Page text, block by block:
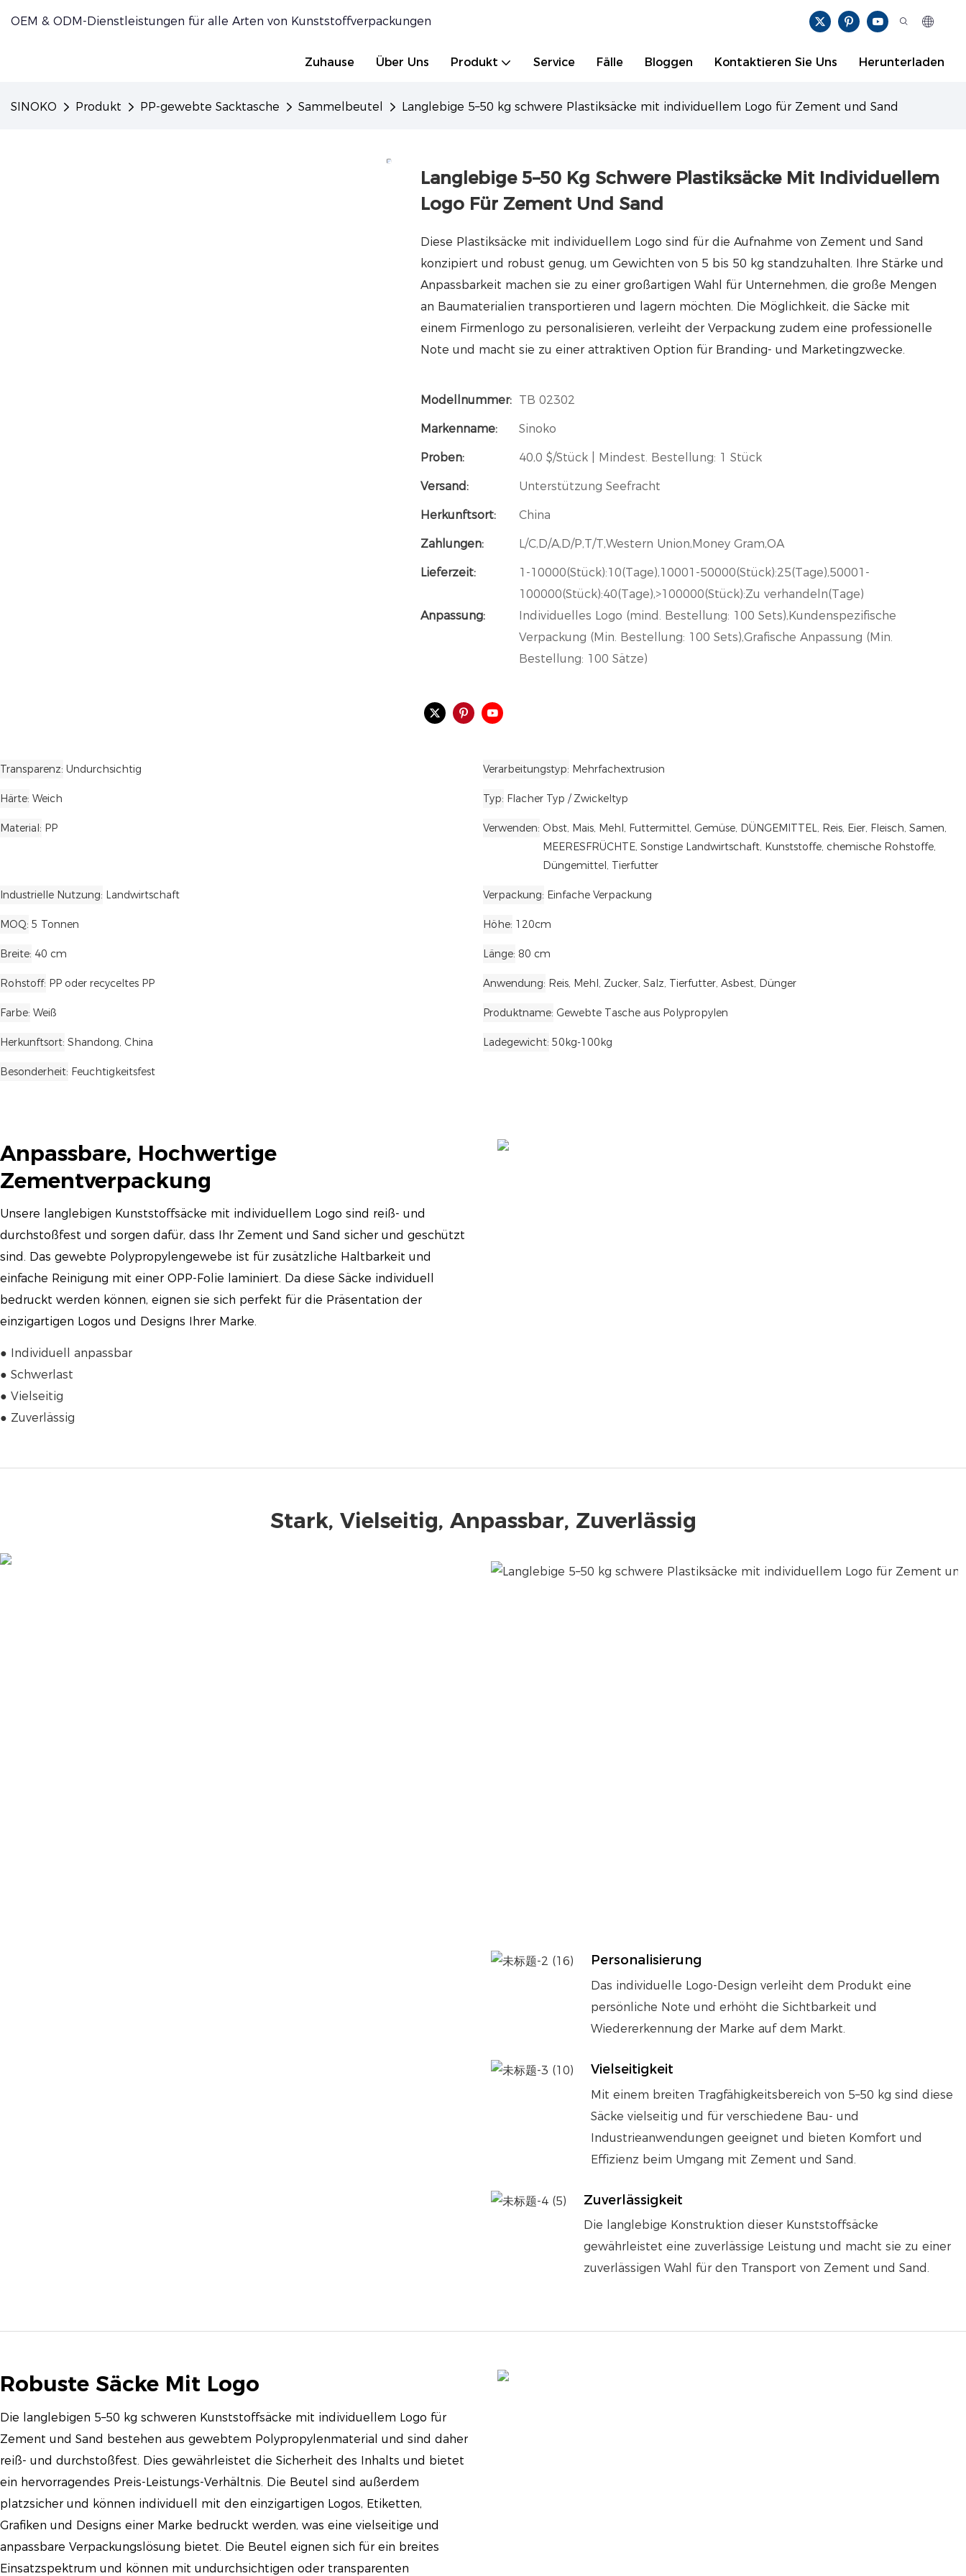
OEM & ODM-Dienstleistungen für alle Arten von Kunststoffverpackungen
Zuhause Über Uns Produkt Service Fälle Bloggen Kontaktieren Sie Uns Herunterladen
SINOKO Produkt PP-gewebte Sacktasche Sammelbeutel Langlebige 5–50 kg schwere Plastiksäcke mit individuellem Logo für Zement und Sand
Langlebige 5–50 Kg Schwere Plastiksäcke Mit Individuellem
Logo Für Zement Und Sand
Diese Plastiksäcke mit individuellem Logo sind für die Aufnahme von Zement und Sand
konzipiert und robust genug, um Gewichten von 5 bis 50 kg standzuhalten. Ihre Stärke und
Anpassbarkeit machen sie zu einer großartigen Wahl für Unternehmen, die große Mengen
an Baumaterialien transportieren und lagern möchten. Die Möglichkeit, die Säcke mit
einem Firmenlogo zu personalisieren, verleiht der Verpackung zudem eine professionelle
Note und macht sie zu einer attraktiven Option für Branding- und Marketingzwecke.
Modellnummer: TB 02302
Markenname: Sinoko
Proben: 40,0 $/Stück | Mindest. Bestellung: 1 Stück
Versand: Unterstützung Seefracht
Herkunftsort: China
Zahlungen: L/C,D/A,D/P,T/T,Western Union,Money Gram,OA
Lieferzeit:
1-10000(Stück):10(Tage),10001-50000(Stück):25(Tage),50001-
100000(Stück):40(Tage),>100000(Stück):Zu verhandeln(Tage)
Anpassung:
Individuelles Logo (mind. Bestellung: 100 Sets),Kundenspezifische
Verpackung (Min. Bestellung: 100 Sets),Grafische Anpassung (Min.
Bestellung: 100 Sätze)
Transparenz Undurchsichtig Verarbeitungstyp Mehrfachextrusion
Härte Weich Typ Flacher Typ / Zwickeltyp
Material PP Verwenden Obst, Mais, Mehl, Futtermittel, Gemüse, DÜNGEMITTEL, Reis, Eier, Fleisch, Samen,
MEERESFRÜCHTE, Sonstige Landwirtschaft, Kunststoffe, chemische Rohstoffe,
Düngemittel, Tierfutter
Industrielle Nutzung Landwirtschaft Verpackung Einfache Verpackung
MOQ 5 Tonnen Höhe 120cm
Breite 40 cm Länge 80 cm
Rohstoff PP oder recyceltes PP Anwendung Reis, Mehl, Zucker, Salz, Tierfutter, Asbest, Dünger
Farbe Weiß Produktname Gewebte Tasche aus Polypropylen
Herkunftsort Shandong, China Ladegewicht 50kg-100kg
Besonderheit Feuchtigkeitsfest
Anpassbare, Hochwertige
Zementverpackung
Unsere langlebigen Kunststoffsäcke mit individuellem Logo sind reiß- und
durchstoßfest und sorgen dafür, dass Ihr Zement und Sand sicher und geschützt
sind. Das gewebte Polypropylengewebe ist für zusätzliche Haltbarkeit und
einfache Reinigung mit einer OPP-Folie laminiert. Da diese Säcke individuell
bedruckt werden können, eignen sie sich perfekt für die Präsentation der
einzigartigen Logos und Designs Ihrer Marke.
● Individuell anpassbar
● Schwerlast
● Vielseitig
● Zuverlässig
Stark, Vielseitig, Anpassbar, Zuverlässig
Personalisierung
Das individuelle Logo-Design verleiht dem Produkt eine
persönliche Note und erhöht die Sichtbarkeit und
Wiedererkennung der Marke auf dem Markt.
Vielseitigkeit
Mit einem breiten Tragfähigkeitsbereich von 5–50 kg sind diese
Säcke vielseitig und für verschiedene Bau- und
Industrieanwendungen geeignet und bieten Komfort und
Effizienz beim Umgang mit Zement und Sand.
Zuverlässigkeit
Die langlebige Konstruktion dieser Kunststoffsäcke
gewährleistet eine zuverlässige Leistung und macht sie zu einer
zuverlässigen Wahl für den Transport von Zement und Sand.
Robuste Säcke Mit Logo
Die langlebigen 5–50 kg schweren Kunststoffsäcke mit individuellem Logo für
Zement und Sand bestehen aus gewebtem Polypropylenmaterial und sind daher
reiß- und durchstoßfest. Dies gewährleistet die Sicherheit des Inhalts und bietet
ein hervorragendes Preis-Leistungs-Verhältnis. Die Beutel sind außerdem
platzsicher und können individuell mit den einzigartigen Logos, Etiketten,
Grafiken und Designs einer Marke bedruckt werden, was eine vielseitige und
anpassbare Verpackungslösung bietet. Die Beutel eignen sich für ein breites
Einsatzspektrum und können mit undurchsichtigen oder transparenten